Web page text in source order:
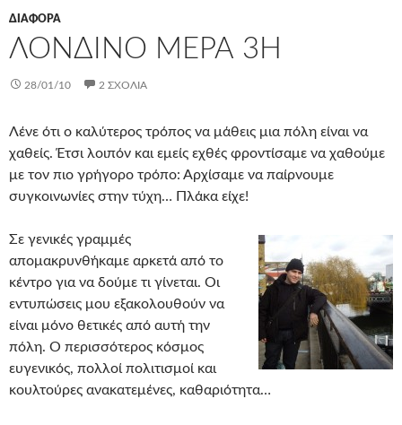
ΔΙΆΦΟΡΑ
ΛΟΝΔΊΝΟ ΜΈΡΑ 3Η
28/01/10 2 ΣΧΌΛΙΑ
Λένε ότι ο καλύτερος τρόπος να μάθεις μια πόλη είναι να
χαθείς. Έτσι λοιπόν και εμείς εχθές φροντίσαμε να χαθούμε
με τον πιο γρήγορο τρόπο: Αρχίσαμε να παίρνουμε
συγκοινωνίες στην τύχη… Πλάκα είχε!
Σε γενικές γραμμές
απομακρυνθήκαμε αρκετά από το
κέντρο για να δούμε τι γίνεται. Οι
εντυπώσεις μου εξακολουθούν να
είναι μόνο θετικές από αυτή την
πόλη. Ο περισσότερος κόσμος
ευγενικός, πολλοί πολιτισμοί και
κουλτούρες ανακατεμένες, καθαριότητα…